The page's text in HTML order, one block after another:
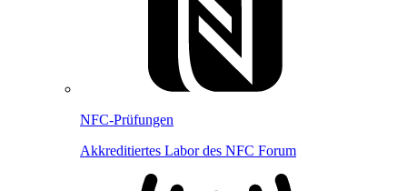
NFC-Prüfungen
Akkreditiertes Labor des NFC Forum